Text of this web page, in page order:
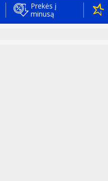
Prekės į
minusą